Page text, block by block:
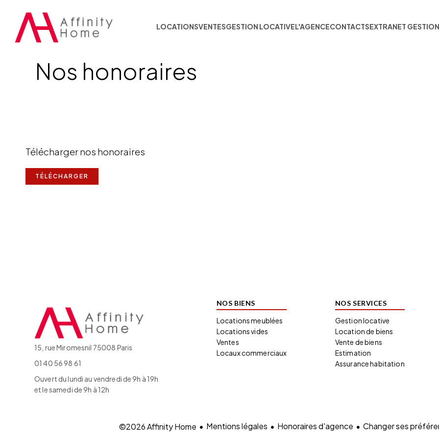
LOCATIONSVENTESGESTION LOCATIVEL'AGENCECONTACTSEXTRANET GESTION
Nos honoraires
Télécharger nos honoraires
TÉLÉCHARGER
15, rue Miromesnil 75008 Paris
01 40 56 98 61
Ouvert du lundi au vendredi de 9h à 19h
et le samedi de 9h à 12h
NOS BIENS
Locations meublées
Locations vides
Ventes
Locaux commerciaux
NOS SERVICES
Gestion locative
Location de biens
Vente de biens
Estimation
Assurance habitation
©2026 Affinity Home Mentions légales Honoraires d'agence Changer ses